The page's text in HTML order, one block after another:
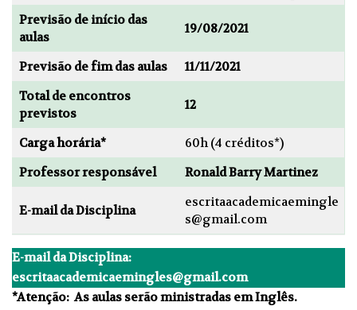
Previsão de início das
aulas
19/08/2021
Previsão de fim das aulas
11/11/2021
Total de encontros
previstos
12
Carga horária*
60h (4 créditos*)
Professor responsável
Ronald Barry Martinez
E-mail da Disciplina
escritaacademicaemingle
s@gmail.com
E-mail da Disciplina:
escritaacademicaemingles@gmail.com
*Atenção: As aulas serão ministradas em Inglês.